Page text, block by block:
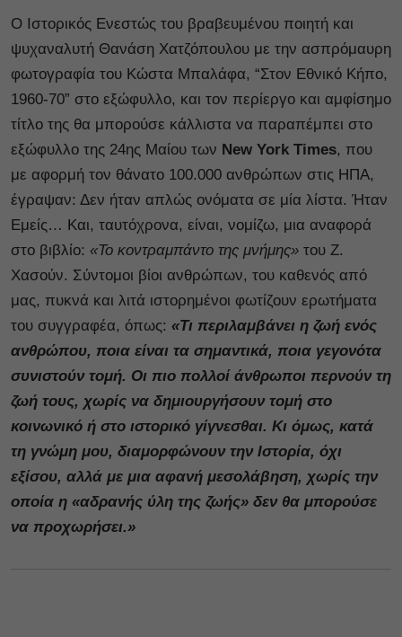
Ο Ιστορικός Ενεστώς του βραβευμένου ποιητή και
ψυχαναλυτή Θανάση Χατζόπουλου με την ασπρόμαυρη
φωτογραφία του Κώστα Μπαλάφα, “Στον Εθνικό Κήπο,
1960-70” στο εξώφυλλο, και τον περίεργο και αμφίσημο
τίτλο της θα μπορούσε κάλλιστα να παραπέμπει στο
εξώφυλλο της 24ης Μαίου των New York Times, που
με αφορμή τον θάνατο 100.000 ανθρώπων στις ΗΠΑ,
έγραψαν: Δεν ήταν απλώς ονόματα σε μία λίστα. Ήταν
Εμείς… Και, ταυτόχρονα, είναι, νομίζω, μια αναφορά
στο βιβλίο: «Το κοντραμπάντο της μνήμης» του Ζ.
Χασούν. Σύντομοι βίοι ανθρώπων, του καθενός από
μας, πυκνά και λιτά ιστορημένοι φωτίζουν ερωτήματα
του συγγραφέα, όπως: «Τι περιλαμβάνει η ζωή ενός
ανθρώπου, ποια είναι τα σημαντικά, ποια γεγονότα
συνιστούν τομή. Οι πιο πολλοί άνθρωποι περνούν τη
ζωή τους, χωρίς να δημιουργήσουν τομή στο
κοινωνικό ή στο ιστορικό γίγνεσθαι. Κι όμως, κατά
τη γνώμη μου, διαμορφώνουν την Ιστορία, όχι
εξίσου, αλλά με μια αφανή μεσολάβηση, χωρίς την
οποία η «αδρανής ύλη της ζωής» δεν θα μπορούσε
να προχωρήσει.»